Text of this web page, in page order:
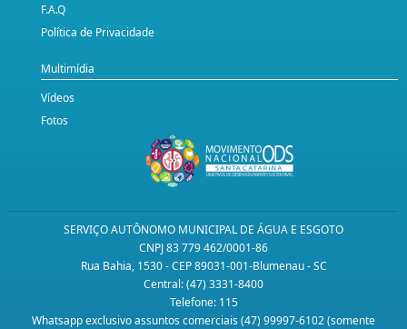
F.A.Q
Política de Privacidade
Multimídia
Vídeos
Fotos
SERVIÇO AUTÔNOMO MUNICIPAL DE ÁGUA E ESGOTO
CNPJ 83 779 462/0001-86
Rua Bahia, 1530 - CEP 89031-001-Blumenau - SC
Central: (47) 3331-8400
Telefone: 115
Whatsapp exclusivo assuntos comerciais (47) 99997-6102 (somente